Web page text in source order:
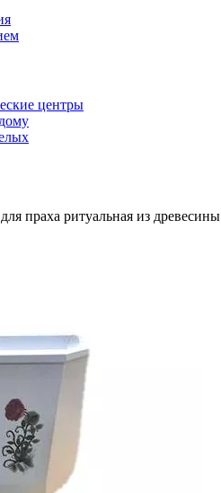
центры
праха ритуальная из древесины